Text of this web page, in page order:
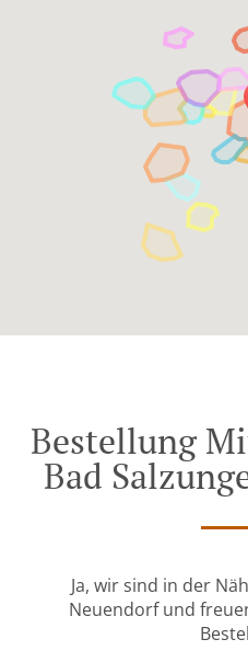
Bestellung
Bad
Ja, wir sind in der
Neuendorf und